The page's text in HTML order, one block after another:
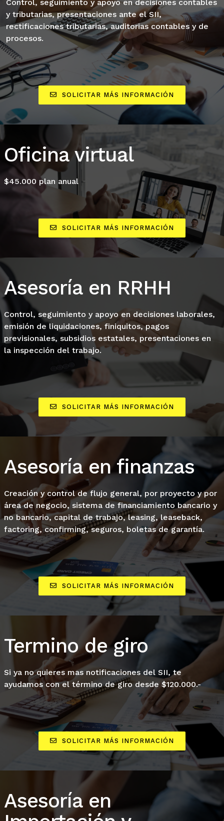
Control, seguimiento y apoyo en decisiones contables
y tributarias, presentaciones ante el SII,
rectificaciones tributarias, auditorias contables y de
procesos.
SOLICITAR MÁS INFORMACIÓN
Oficina virtual
$45.000 plan anual
SOLICITAR MÁS INFORMACIÓN
Asesoría en RRHH
Control, seguimiento y apoyo en decisiones laborales,
emisión de liquidaciones, finiquitos, pagos
previsionales, subsidios estatales, presentaciones en
la inspección del trabajo.
SOLICITAR MÁS INFORMACIÓN
Asesoría en finanzas
Creación y control de flujo general, por proyecto y por
área de negocio, sistema de financiamiento bancario y
no bancario, capital de trabajo, leasing, leaseback,
factoring, confirming, seguros, boletas de garantía.
SOLICITAR MÁS INFORMACIÓN
Termino de giro
Si ya no quieres mas notificaciones del SII, te
ayudamos con el término de giro desde $120.000.-
SOLICITAR MÁS INFORMACIÓN
Asesoría en